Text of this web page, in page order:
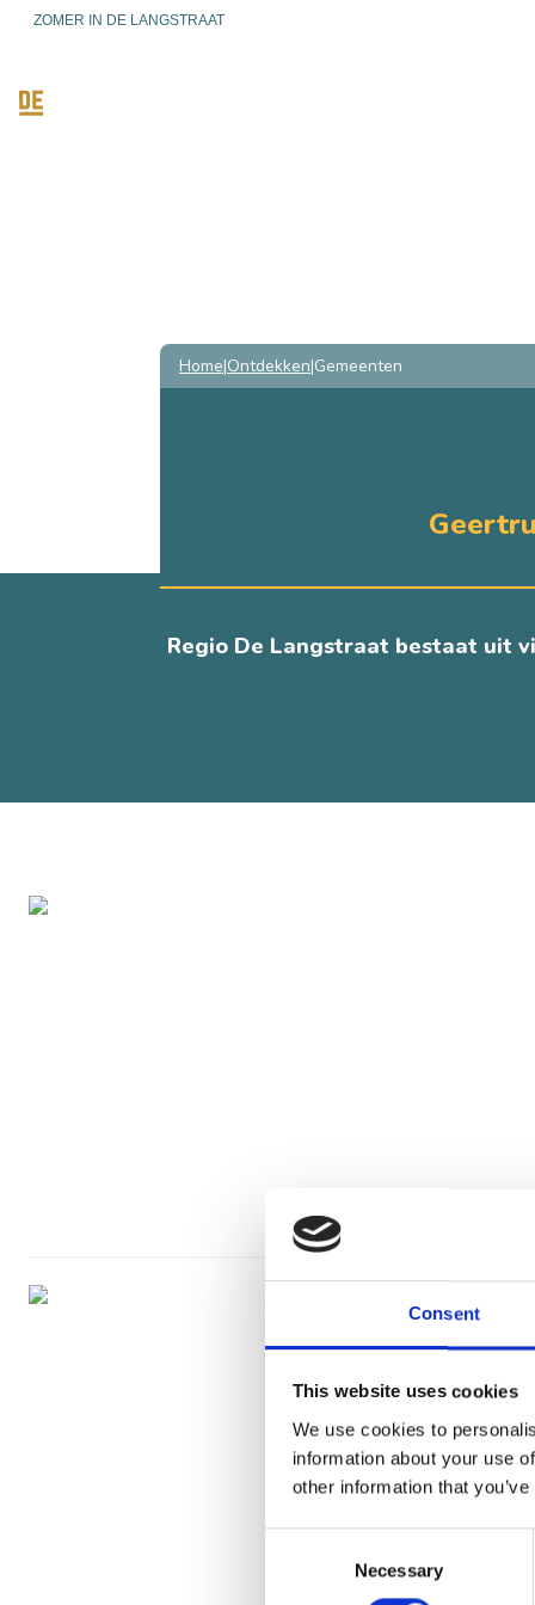
Consent
This website uses cookies
We use cookies to
information about your use
other information that
Necessary
ZOMER IN DE LANGSTRAAT
Home Ontdekken Gemeenten
Regio De Langstraat bestaat uit
ONTDEK DE GEMEENTEN VAN DE